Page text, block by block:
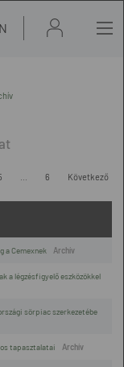
6 Következő
a Cemexnek
a légzésfigyelő eszközökkel
sörpiac szerkezetébe
tapasztalatai